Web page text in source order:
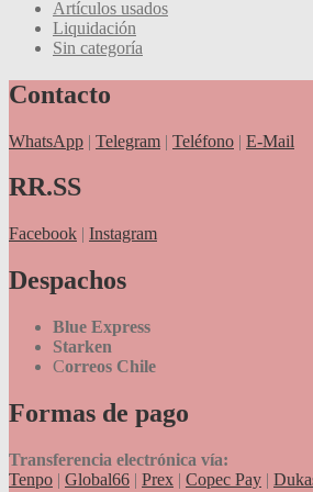
Artículos usados
Liquidación
Sin categoría
Contacto
WhatsApp | Telegram | Teléfono | E-Mail
RR.SS
Facebook | Instagram
Despachos
Blue Express
Starken
Correos Chile
Formas de pago
Transferencia electrónica vía:
Tenpo | Global66 | Prex | Copec Pay |